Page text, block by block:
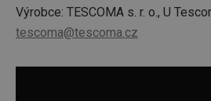
Výrobce: TESCOMA s. r. o., U
tescoma@tescoma.cz